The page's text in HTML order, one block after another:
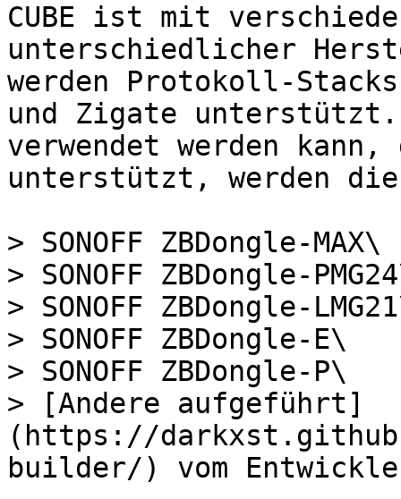
CUBE ist mit
unterschiedlicher
werden Protokoll-
und Zigate unterstützt.
verwendet werden
unterstützt, werden
> SONOFF ZBDongle-MAX\
> SONOFF ZBDongle-
> SONOFF ZBDongle-
> SONOFF ZBDongle-E\
> SONOFF ZBDongle-P\
> [Andere aufgeführt]
(https://
builder/) vom